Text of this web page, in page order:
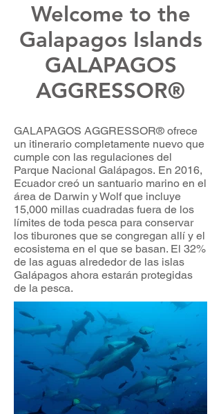
Welcome to the
Galapagos Islands
GALAPAGOS
AGGRESSOR®
GALAPAGOS AGGRESSOR® ofrece
un itinerario completamente nuevo que
cumple con las regulaciones del
Parque Nacional Galápagos. En 2016,
Ecuador creó un santuario marino en el
área de Darwin y Wolf que incluye
15,000 millas cuadradas fuera de los
límites de toda pesca para conservar
los tiburones que se congregan allí y el
ecosistema en el que se basan. El 32%
de las aguas alrededor de las islas
Galápagos ahora estarán protegidas
de la pesca.